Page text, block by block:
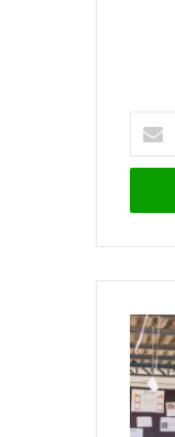
s
r
s
u
e
n
d
e